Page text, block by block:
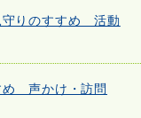
守りのすすめ 活動
め 声かけ・訪問